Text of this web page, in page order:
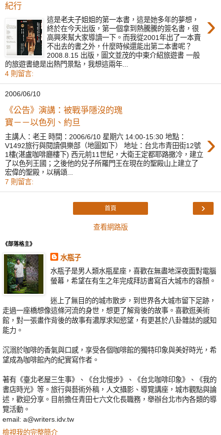
紀行
›
這是老夫子姐姐的第一本書，這是她多年的夢想，
終於在今天出版，第一個拿到熱騰騰的簽名書，很
高興來幫大家導讀一下。而我從2001年出了一本賣
不出去的書之外，什麼時候還能出第二本書呢？
2008.8.15 出版，圖文並茂的中東介紹旅遊書 一般
的旅遊書總是出熱門景點，我想這兩年...
4 則留言:
2006/06/10
《公告》演講：被戰爭隱沒的瑰
寶－－以色列、約旦
›
主講人：老王 時間：2006/6/10 星期六 14:00-15:30 地點：
V1492旅行與閱讀俱樂部（地圖如下） 地址：台北市青田街12號
1樓(湛盧咖啡廳樓下) 西元前11世紀，大衛王定都耶路撒冷，建立
了以色列王國；之後他的兒子所羅門王在現在的聖殿山上建立了
宏偉的聖殿，以稱頌...
7 則留言:
›
首頁
查看網路版
《部落格主》
水瓶子
水瓶子是男人類水瓶星座，喜歡在無盡地深夜面對電腦
螢幕，希望在有生之年完成拜訪書寫百大城市的容顏。
迷上了無目的的城市散步，到世界各大城市留下足跡，
走過一座橋想像這條河流的身世，想更了解背後的故事。喜歡逛美術
館，對一張畫作背後的故事有濃厚求知慾望，有更甚於八卦雜誌的感知
能力。
沉溺於咖啡的香氣與口感，享受各個咖啡館的獨特印象與美好時光，希
望成為咖啡館內的紀實寫作者。
著有《臺北老屋三生事》、《台北慢步》、《台北咖啡印象》、《我的
書店時光》等。旅行與藝術外稿，人文攝影、導覽講座，城市觀點與論
述，歡迎分享。目前擔任青田七六文化長職務，舉辦台北市內各類的導
覽活動。
email: a@writers.idv.tw
檢視我的完整簡介